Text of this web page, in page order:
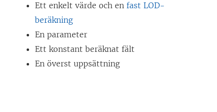
Ett enkelt värde och en fast LOD-
beräkning
En parameter
Ett konstant beräknat fält
En överst uppsättning